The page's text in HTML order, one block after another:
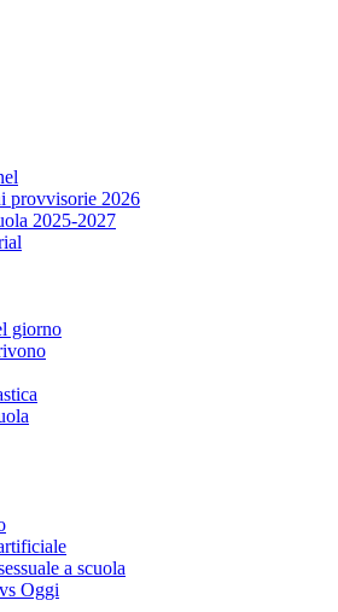
provvisorie 2026
2025-2027
giorno
a scuola
Oggi